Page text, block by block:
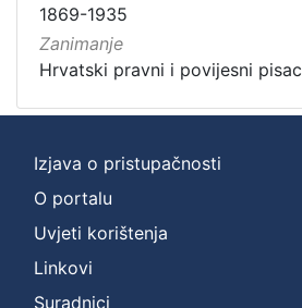
1869-1935
Zanimanje
Hrvatski pravni i povijesni pisac
Izjava o pristupačnosti
O portalu
Uvjeti korištenja
Linkovi
Suradnici